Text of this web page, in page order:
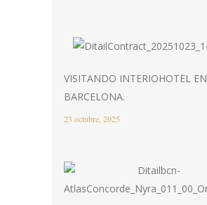
VISITANDO INTERIOHOTEL EN
BARCELONA.
23 octubre, 2025